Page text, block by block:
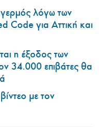
λόγω των
Code για Αττική και
η έξοδος των
34.000 επιβάτες θα
με τον